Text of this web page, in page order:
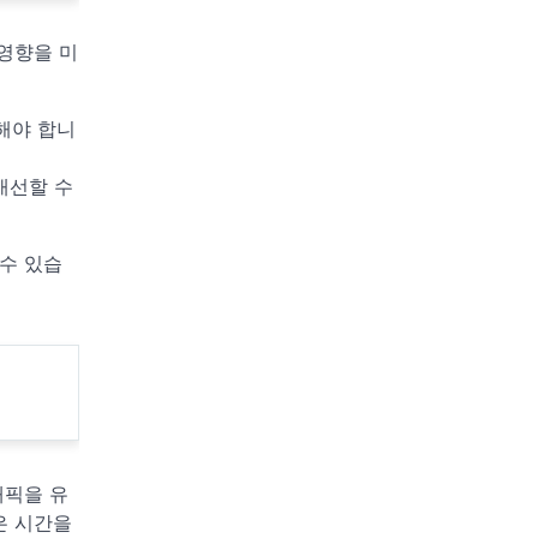
향을 미
야 합니
선할 수
있습
을 유
시간을